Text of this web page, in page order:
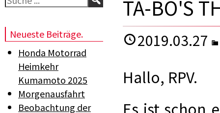
TA-BO'S
2019.03.27
Hallo, RPV.
Neueste Beiträge.
Honda Motorrad
Heimkehr
Kumamoto 2025
Morgenausfahrt
Beobachtung der